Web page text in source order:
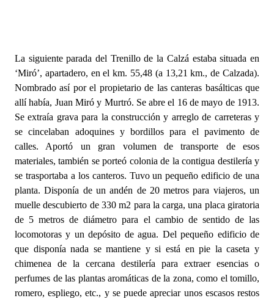
La siguiente parada del Trenillo de la Calzá estaba situada en
‘Miró’, apartadero, en el km. 55,48 (a 13,21 km., de Calzada).
Nombrado así por el propietario de las canteras basálticas que
allí había, Juan Miró y Murtró. Se abre el 16 de mayo de 1913.
Se extraía grava para la construcción y arreglo de carreteras y
se cincelaban adoquines y bordillos para el pavimento de
calles. Aportó un gran volumen de transporte de esos
materiales, también se porteó colonia de la contigua destilería y
se trasportaba a los canteros. Tuvo un pequeño edificio de una
planta. Disponía de un andén de 20 metros para viajeros, un
muelle descubierto de 330 m2 para la carga, una placa giratoria
de 5 metros de diámetro para el cambio de sentido de las
locomotoras y un depósito de agua. Del pequeño edificio de
que disponía nada se mantiene y si está en pie la caseta y
chimenea de la cercana destilería para extraer esencias o
perfumes de las plantas aromáticas de la zona, como el tomillo,
romero, espliego, etc., y se puede apreciar unos escasos restos